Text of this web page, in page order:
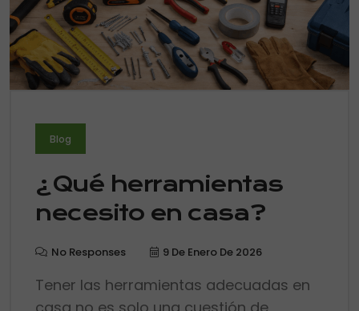
Blog
¿Qué herramientas
necesito en casa?
No Responses 9 De Enero De 2026
Tener las herramientas adecuadas en